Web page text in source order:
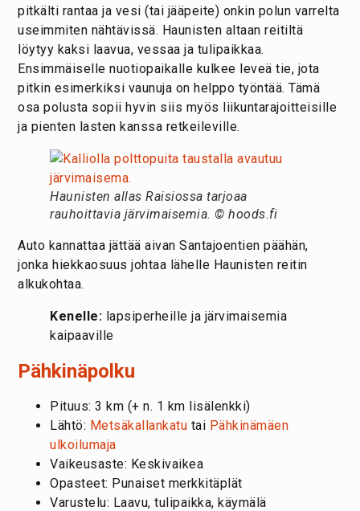
pitkälti rantaa ja vesi (tai jääpeite) onkin polun varrelta
useimmiten nähtävissä. Haunisten altaan reitiltä
löytyy kaksi laavua, vessaa ja tulipaikkaa.
Ensimmäiselle nuotiopaikalle kulkee leveä tie, jota
pitkin esimerkiksi vaunuja on helppo työntää. Tämä
osa polusta sopii hyvin siis myös liikuntarajoitteisille
ja pienten lasten kanssa retkeileville.
Haunisten allas Raisiossa tarjoaa
rauhoittavia järvimaisemia. © hoods.fi
Auto kannattaa jättää aivan Santajoentien päähän,
jonka hiekkaosuus johtaa lähelle Haunisten reitin
alkukohtaa.
Kenelle: lapsiperheille ja järvimaisemia
kaipaaville
Pähkinäpolku
Pituus: 3 km (+ n. 1 km lisälenkki)
Lähtö: Metsäkallankatu tai Pähkinämäen
ulkoilumaja
Vaikeusaste: Keskivaikea
Opasteet: Punaiset merkkitäplät
Varustelu: Laavu, tulipaikka, käymälä